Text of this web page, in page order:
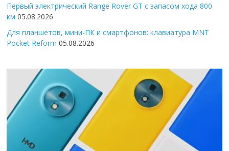
Первый электрический Range Rover GT с запасом хода 800
км 05.08.2026
Для планшетов, мини-ПК и смартфонов: клавиатура MNT
Pocket Reform 05.08.2026